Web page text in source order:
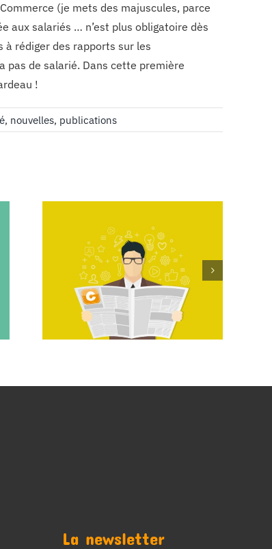
(je mets des majuscules, parce
aux salariés … n’est plus obligatoire dès
à rédiger des rapports sur les
pas de salarié. Dans cette première
!
, nouvelles, publications
La newsletter